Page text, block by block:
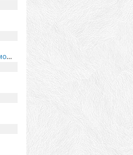
Татьяна Письмоносица-Парамонова